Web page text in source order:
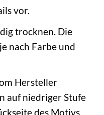
vor.
trocknen. Die
nach Farbe und
Hersteller
auf niedriger Stufe
des Motivs.